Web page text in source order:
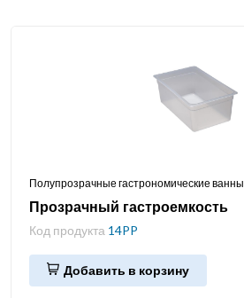
Полупрозрачные гастрономические ванны
Прозрачный гастроемкость
Код продукта 14PP
Добавить в корзину